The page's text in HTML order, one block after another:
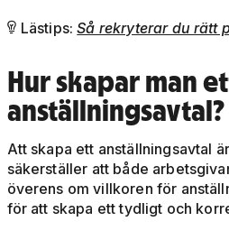
 Lästips:Så rekryterar du rätt
Hur skapar man
anställningsavtal?
Att skapa ett anställningsavtal
säkerställer att både
överens om villkoren för
för att skapa ett tydligt och